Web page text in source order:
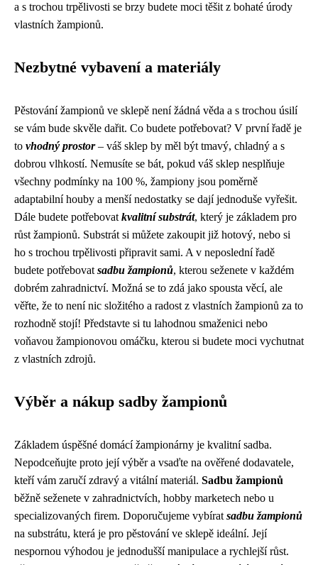
a s trochou trpělivosti se brzy budete moci těšit z bohaté úrody
vlastních žampionů.
Nezbytné vybavení a materiály
Pěstování žampionů ve sklepě není žádná věda a s trochou úsilí
se vám bude skvěle dařit. Co budete potřebovat? V první řadě je
to vhodný prostor– váš sklep by měl být tmavý, chladný a s
dobrou vlhkostí. Nemusíte se bát, pokud váš sklep nesplňuje
všechny podmínky na 100 %, žampiony jsou poměrně
adaptabilní houby a menší nedostatky se dají jednoduše vyřešit.
Dále budete potřebovat kvalitní substrát, který je základem pro
růst žampionů. Substrát si můžete zakoupit již hotový, nebo si
ho s trochou trpělivosti připravit sami. A v neposlední řadě
budete potřebovat sadbu žampionů, kterou seženete v každém
dobrém zahradnictví. Možná se to zdá jako spousta věcí, ale
věřte, že to není nic složitého a radost z vlastních žampionů za to
rozhodně stojí! Představte si tu lahodnou smaženici nebo
voňavou žampionovou omáčku, kterou si budete moci vychutnat
z vlastních zdrojů.
Výběr a nákup sadby žampionů
Základem úspěšné domácí žampionárny je kvalitní sadba.
Nepodceňujte proto její výběr a vsaďte na ověřené dodavatele,
kteří vám zaručí zdravý a vitální materiál. Sadbu žampionů
běžně seženete v zahradnictvích, hobby marketech nebo u
specializovaných firem. Doporučujeme vybírat sadbu žampionů
na substrátu, která je pro pěstování ve sklepě ideální. Její
nespornou výhodou je jednodušší manipulace a rychlejší růst.